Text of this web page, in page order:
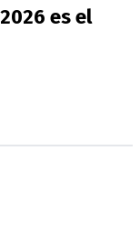
es el